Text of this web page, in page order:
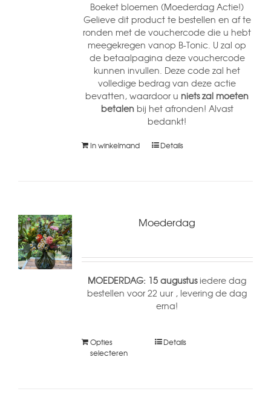
Boeket bloemen (Moederdag Actie!)
Gelieve dit product te bestellen en af te
ronden met de vouchercode die u hebt
meegekregen vanop B-Tonic. U zal op
de betaalpagina deze vouchercode
kunnen invullen. Deze code zal het
volledige bedrag van deze actie
bevatten, waardoor u niets zal moeten
betalenbij het afronden! Alvast
bedankt!
In winkelmand Details
Moederdag
MOEDERDAG: 15 augustusiedere dag
bestellen voor 22 uur , levering de dag
erna!
Opties
selecteren
Details